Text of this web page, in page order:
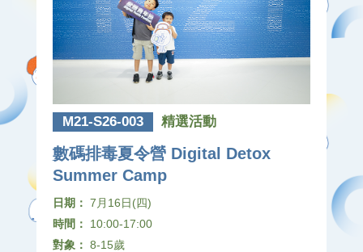
M21-S26-003 精選活動
數碼排毒夏令營 Digital Detox
Summer Camp
日期： 7月16日(四)
時間：
10:00-17:00
對象： 8-15歲